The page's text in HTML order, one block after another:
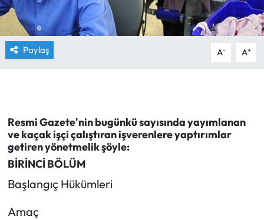
Paylaş A- A+
Resmi Gazete'nin bugünkü sayısında yayımlanan
ve kaçak işçi çalıştıran işverenlere yaptırımlar
getiren yönetmelik şöyle:
BİRİNCİ BÖLÜM
Başlangıç Hükümleri
Amaç